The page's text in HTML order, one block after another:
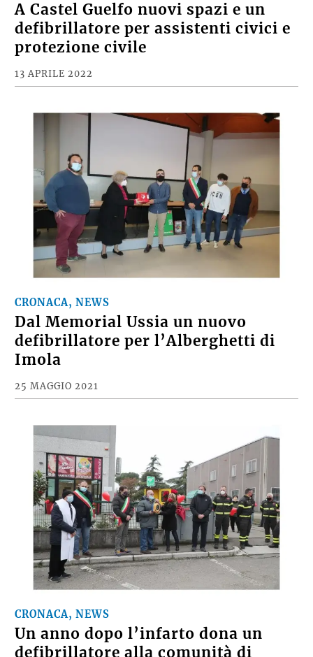
A Castel Guelfo nuovi spazi e un
defibrillatore per assistenti civici e
protezione civile
13 APRILE 2022
CRONACA, NEWS
Dal Memorial Ussia un nuovo
defibrillatore per l’Alberghetti di
Imola
25 MAGGIO 2021
CRONACA, NEWS
Un anno dopo l’infarto dona un
defibrillatore alla comunità di